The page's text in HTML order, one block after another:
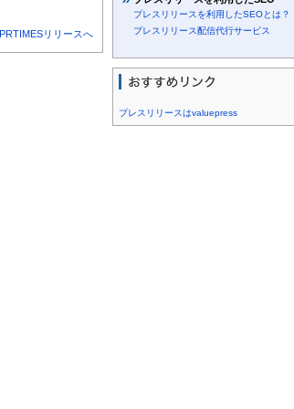
PRTIMESリリースへ
プレスリリースを利用したSEOとは？
プレスリリース配信代行サービス
プレスリリースはvaluepress